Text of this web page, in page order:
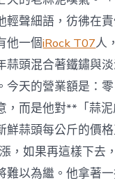
輕聲細語，彷彿在
他一個iRock T07人
蒜頭混合著鐵鏽與
今天的營業額是：
，而是他對**「蒜
鮮蒜頭每公斤的價
，如果再這樣下去
難以為繼。他拿著